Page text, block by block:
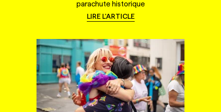
parachute historique
LIRE L'ARTICLE